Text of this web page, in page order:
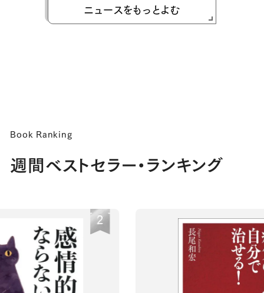
ニュースをもっとよむ
Book Ranking
週間ベストセラー・ランキング